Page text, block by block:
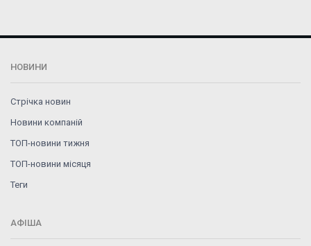
НОВИНИ
Стрічка новин
Новини компаній
ТОП-новини тижня
ТОП-новини місяця
Теги
АФІША